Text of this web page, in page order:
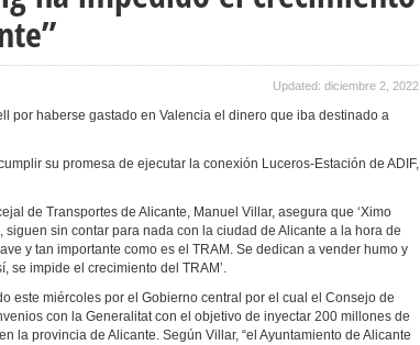
Updated: diciembre 2, 2022
por haberse gastado en Valencia el dinero que iba destinado a
su promesa de ejecutar la conexión Luceros-Estación de ADIF,
de Transportes de Alicante, Manuel Villar, asegura que ‘Ximo
sin contar para nada con la ciudad de Alicante a la hora de
y tan importante como es el TRAM. Se dedican a vender humo y
se impide el crecimiento del TRAM’.
este miércoles por el Gobierno central por el cual el Consejo de
con la Generalitat con el objetivo de inyectar 200 millones de
la provincia de Alicante. Según Villar, “el Ayuntamiento de Alicante